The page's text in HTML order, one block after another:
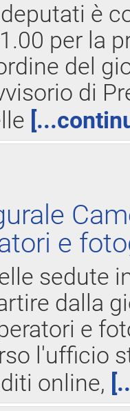
è
per la
del
di
e
sedute
dalla
e
l'ufficio
online,